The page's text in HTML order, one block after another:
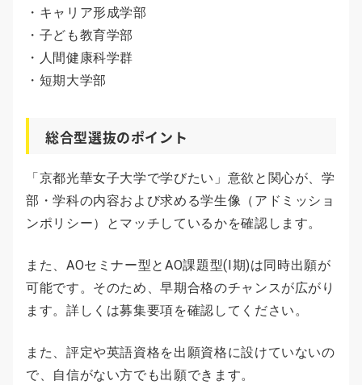
・キャリア形成学部
・子ども教育学部
・人間健康科学群
・短期大学部
総合型選抜のポイント
「京都光華女子大学で学びたい」意欲と関心が、学
部・学科の内容および求める学生像（アドミッショ
ンポリシー）とマッチしているかを確認します。
また、AOセミナー型とAO課題型(Ⅰ期)は同時出願が
可能です。そのため、早期合格のチャンスが広がり
ます。詳しくは募集要項を確認してください。
また、評定や英語資格を出願資格に設けていないの
で、自信がない方でも出願できます。